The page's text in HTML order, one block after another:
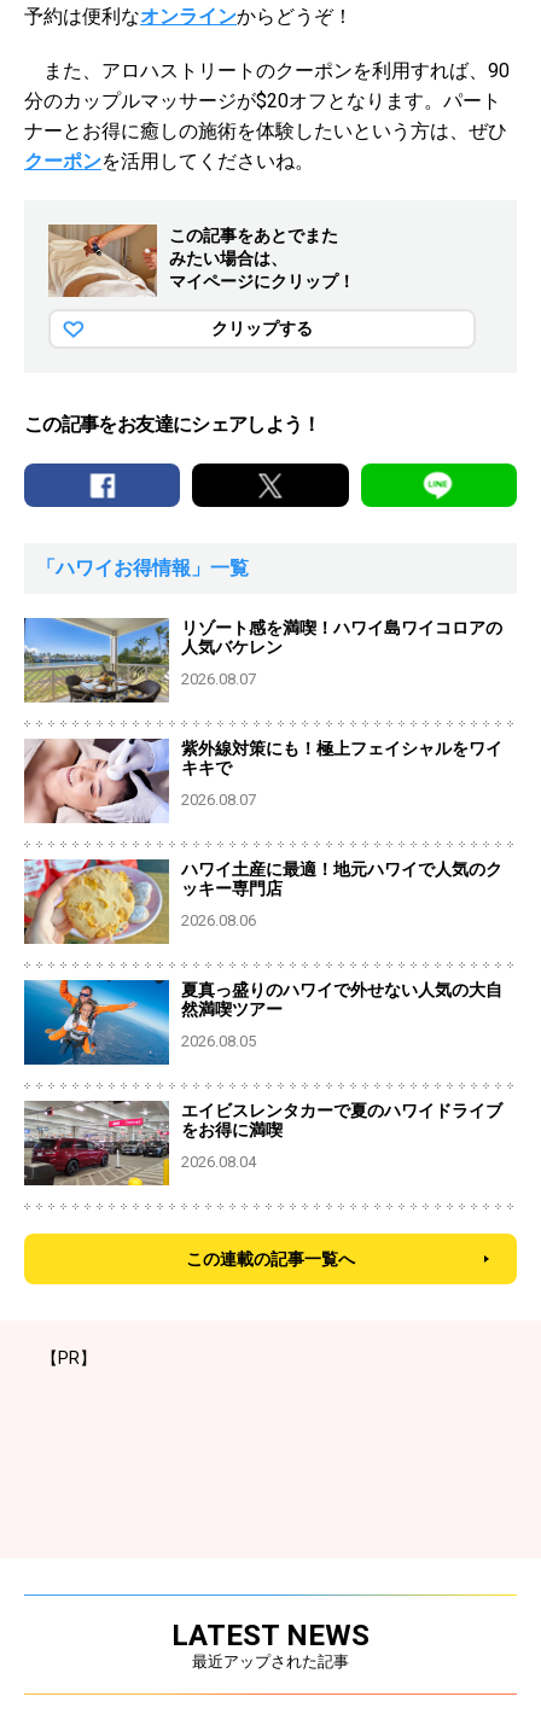
予約は便利なオンラインからどうぞ！
また、アロハストリートのクーポンを利用すれば、90
分のカップルマッサージが$20オフとなります。パート
ナーとお得に癒しの施術を体験したいという方は、ぜひ
クーポンを活用してくださいね。
この記事をあとでまた
みたい場合は、
マイページにクリップ！
クリップする
この記事をお友達にシェアしよう！
「ハワイお得情報」一覧
リゾート感を満喫！ハワイ島ワイコロアの
人気バケレン
2026.08.07
紫外線対策にも！極上フェイシャルをワイ
キキで
2026.08.07
ハワイ土産に最適！地元ハワイで人気のク
ッキー専門店
2026.08.06
夏真っ盛りのハワイで外せない人気の大自
然満喫ツアー
2026.08.05
エイビスレンタカーで夏のハワイドライブ
をお得に満喫
2026.08.04
この連載の記事一覧へ
【PR】
LATEST NEWS
最近アップされた記事